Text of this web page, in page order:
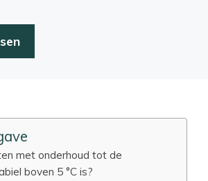
met onderhoud tot de
boven 5 °C is?